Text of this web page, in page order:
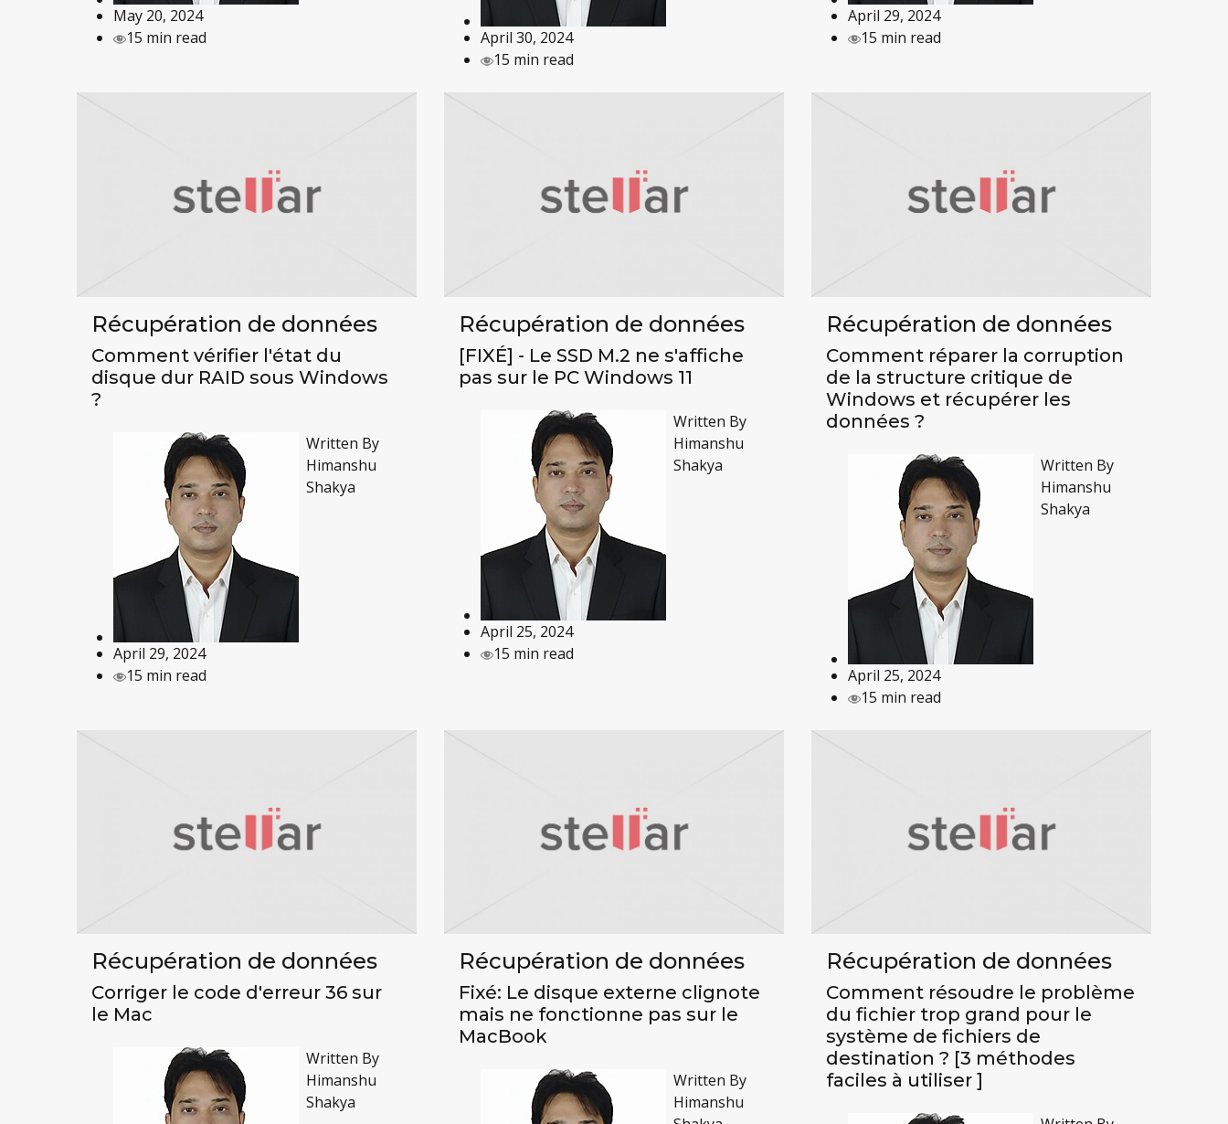
May 20, 2024
15 min read
April 30, 2024
15 min read
April 29, 2024
15 min read
Récupération de données
Comment vérifier l'état du
disque dur RAID sous Windows
?
Written By
Himanshu
Shakya
April 29, 2024
15 min read
Récupération de données
[FIXÉ] - Le SSD M.2 ne s'affiche
pas sur le PC Windows 11
Written By
Himanshu
Shakya
April 25, 2024
15 min read
Récupération de données
Comment réparer la corruption
de la structure critique de
Windows et récupérer les
données ?
Written By
Himanshu
Shakya
April 25, 2024
15 min read
Récupération de données
Corriger le code d'erreur 36 sur
le Mac
Written By
Himanshu
Shakya
Récupération de données
Fixé: Le disque externe clignote
mais ne fonctionne pas sur le
MacBook
Written By
Himanshu
Récupération de données
Comment résoudre le problème
du fichier trop grand pour le
système de fichiers de
destination ? [3 méthodes
faciles à utiliser ]